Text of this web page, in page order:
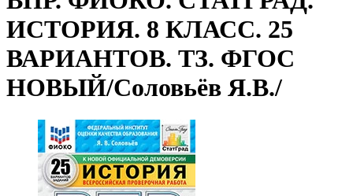
ИСТОРИЯ. 8 КЛАСС. 25
ВАРИАНТОВ. ТЗ. ФГОС
НОВЫЙ/Соловьёв Я.В./